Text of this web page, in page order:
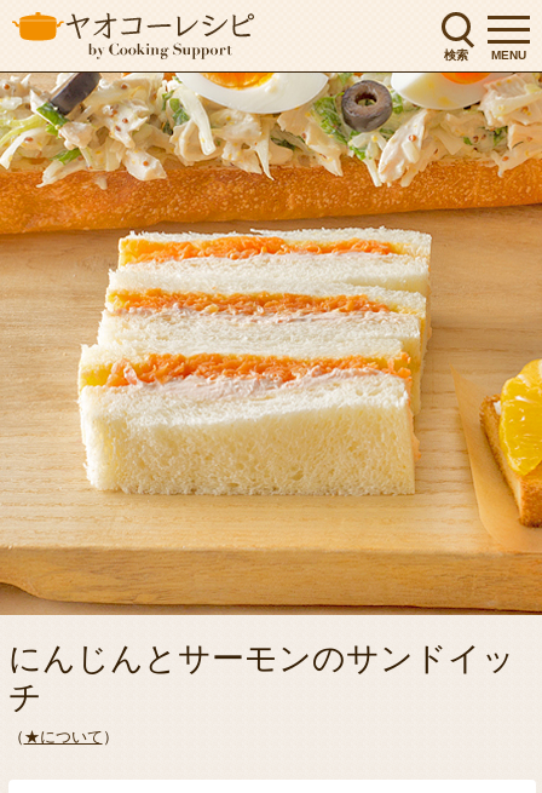
検索 MENU
にんじんとサーモンのサンドイッ
チ
（ ★について ）